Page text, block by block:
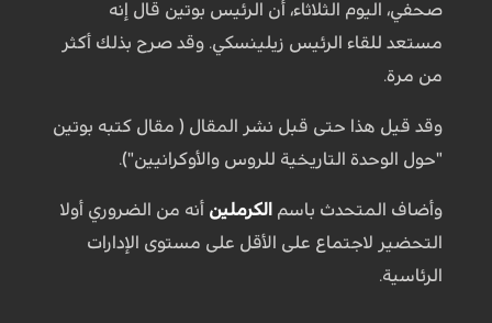
صحفي، اليوم الثلاثاء، أن الرئيس بوتين قال إنه
مستعد للقاء الرئيس زيلينسكي. وقد صرح بذلك أكثر
من مرة.
وقد قيل هذا حتى قبل نشر المقال ( مقال كتبه بوتين
"حول الوحدة التاريخية للروس والأوكرانيين").
وأضاف المتحدث باسم الكرملين أنه من الضروري أولا
التحضير لاجتماع على الأقل على مستوى الإدارات
الرئاسية.